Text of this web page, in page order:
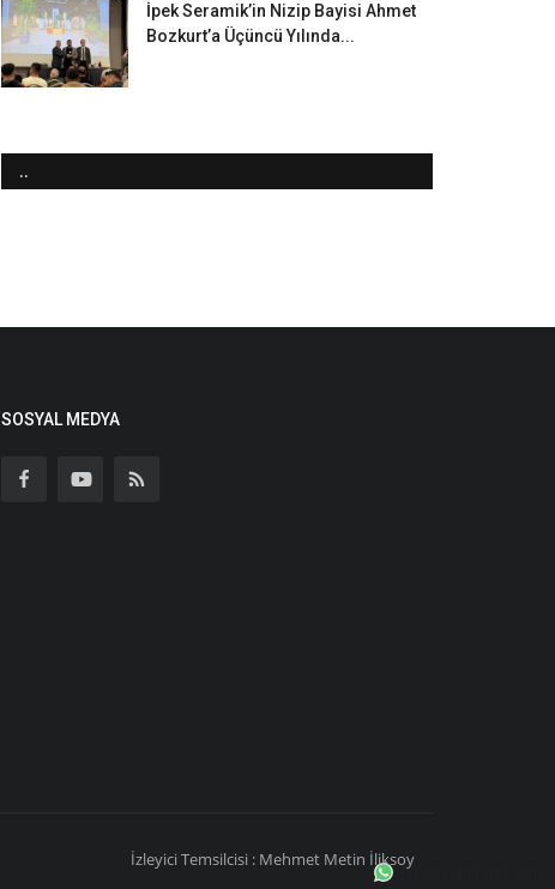
İpek Seramik’in Nizip Bayisi Ahmet
Bozkurt’a Üçüncü Yılında...
..
Whatsapp iletişim
SOSYAL MEDYA
İzleyici Temsilcisi : Mehmet Metin İliksoy